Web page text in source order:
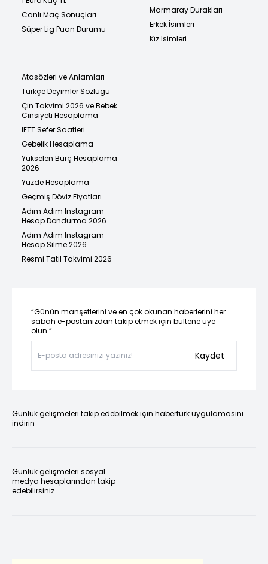
Canlı Maç Sonuçları
Süper Lig Puan Durumu
Marmaray Durakları
Erkek İsimleri
Kız İsimleri
Atasözleri ve Anlamları
Türkçe Deyimler Sözlüğü
Çin Takvimi 2026 ve Bebek
Cinsiyeti Hesaplama
İETT Sefer Saatleri
Gebelik Hesaplama
Yükselen Burç Hesaplama
2026
Yüzde Hesaplama
Geçmiş Döviz Fiyatları
Adım Adım Instagram
Hesap Dondurma 2026
Adım Adım Instagram
Hesap Silme 2026
Resmi Tatil Takvimi 2026
“Günün manşetlerini ve en çok okunan haberlerini her
sabah e-postanızdan takip etmek için bültene üye
olun.”
Kaydet
Günlük gelişmeleri takip edebilmek için habertürk uygulamasını
indirin
Günlük gelişmeleri sosyal
medya hesaplarından takip
edebilirsiniz.